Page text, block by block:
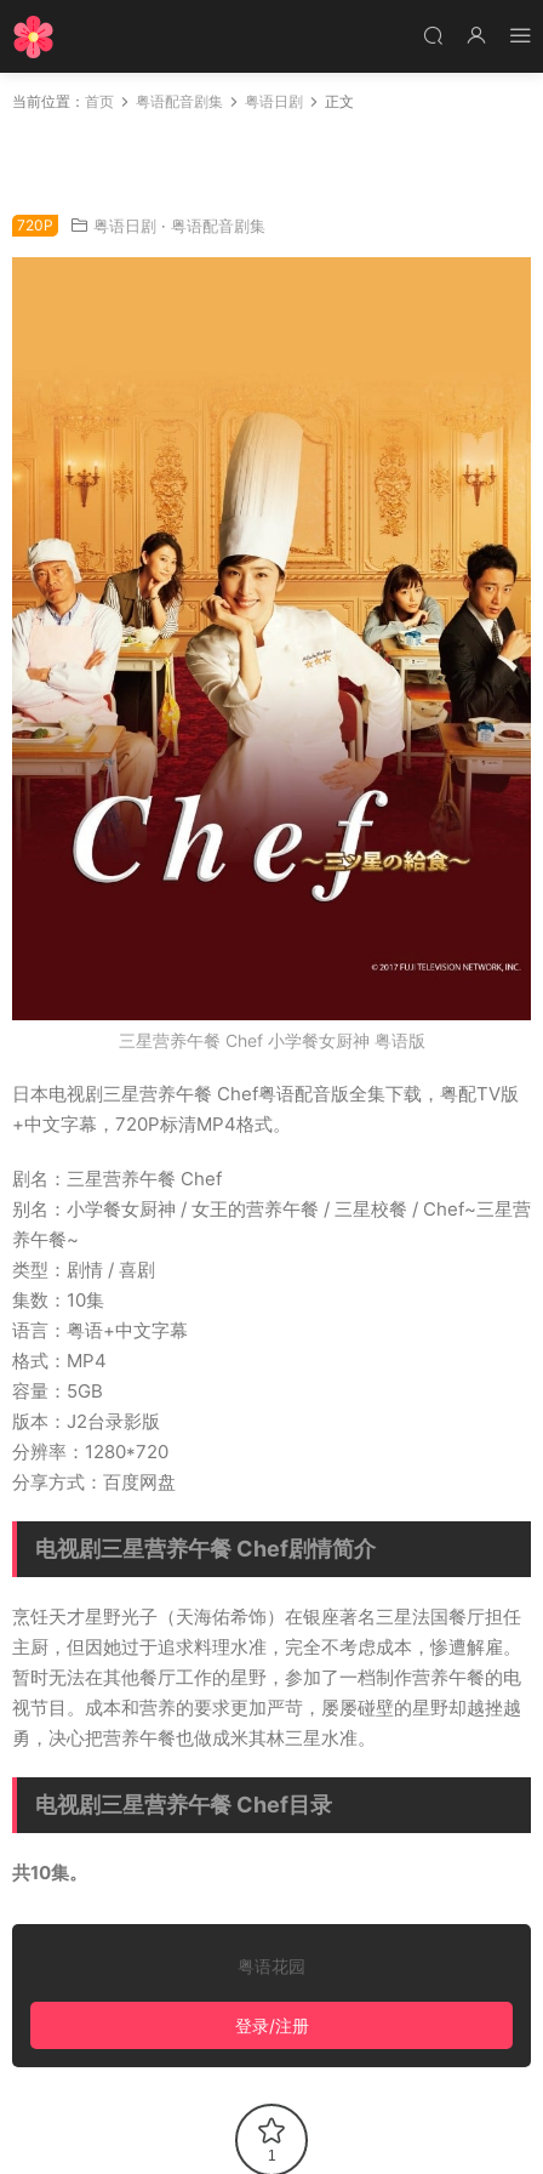
当前位置： 首页 粤语配音剧集 粤语日剧 正文
720P 粤语日剧 · 粤语配音剧集
三星营养午餐 Chef 小学餐女厨神 粤语版
日本电视剧三星营养午餐 Chef粤语配音版全集下载，粤配TV版
+中文字幕，720P标清MP4格式。
剧名：三星营养午餐 Chef
别名：小学餐女厨神 / 女王的营养午餐 / 三星校餐 / Chef~三星营
养午餐~
类型：剧情 / 喜剧
集数：10集
语言：粤语+中文字幕
格式：MP4
容量：5GB
版本：J2台录影版
分辨率：1280*720
分享方式：百度网盘
电视剧三星营养午餐 Chef剧情简介
烹饪天才星野光子（天海佑希饰）在银座著名三星法国餐厅担任
主厨，但因她过于追求料理水准，完全不考虑成本，惨遭解雇。
暂时无法在其他餐厅工作的星野，参加了一档制作营养午餐的电
视节目。成本和营养的要求更加严苛，屡屡碰壁的星野却越挫越
勇，决心把营养午餐也做成米其林三星水准。
电视剧三星营养午餐 Chef目录
共10集。
粤语花园
登录/注册
1